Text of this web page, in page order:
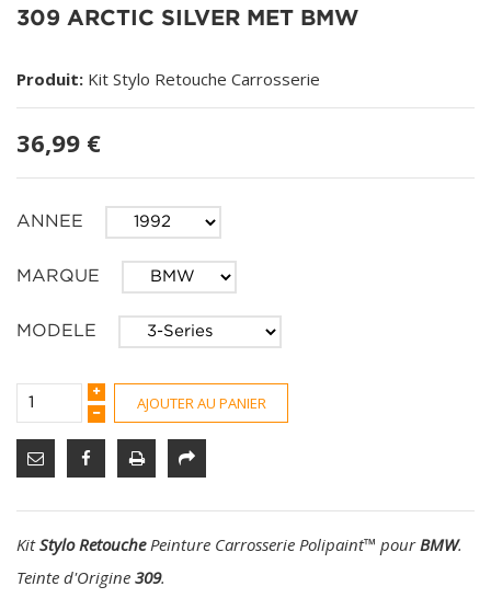
309 ARCTIC SILVER MET BMW
Produit: Kit Stylo Retouche Carrosserie
36,99 €
ANNEE
MARQUE
MODELE
AJOUTER AU PANIER
KitStylo RetouchePeinture Carrosserie Polipaint™ pourBMW.
Teinte d'Origine 309.